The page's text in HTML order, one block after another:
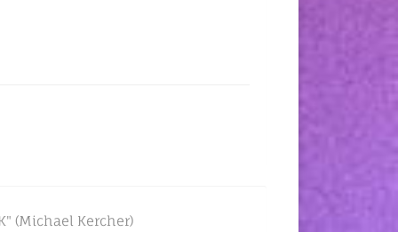
(Michael Kercher)